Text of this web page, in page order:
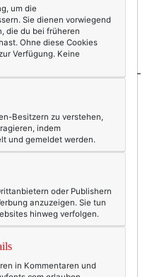
nur ich nicht,
wird man langsam
der Durchreise nach
plötzlich doch nicht
Mal. Und überhaupt –
von
total hin und weg (es
das Wetter war
meiner Laune um die
anderen leben und
auf diese Weise so
ab diesem Zeitpunkt
oder
widerstehen
um die
Sie dienen vorwiegend
die du bei früheren
Ohne diese Cookies
Verfügung. Keine
Besitzern zu verstehen,
indem
und gemeldet werden.
oder Publishern
anzuzeigen. Sie tun
hinweg verfolgen.
in Kommentaren und